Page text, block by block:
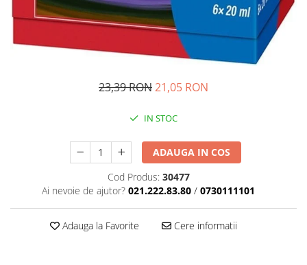
Resurse umane
Ghiduri de conversatie
Invatamant gimnazial
Invatamant primar
23,39 RON21,05 RON
IN STOC
ADAUGA IN COS
Cod Produs: 30477
Ai nevoie de ajutor? 021.222.83.80 / 0730111101
Adauga la Favorite Cere informatii